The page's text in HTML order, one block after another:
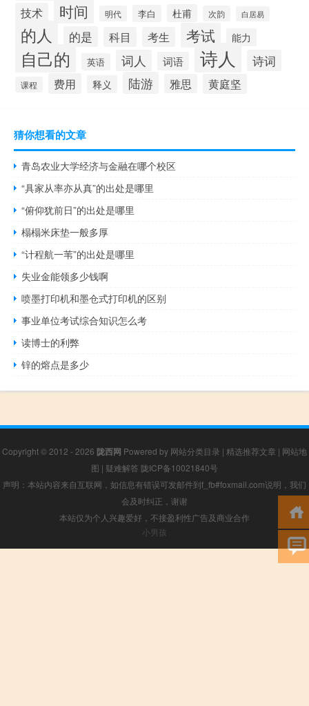
技术 时间 明代 李白 杜甫 次韵 白居易
的人 的是 科目 考生 考试 能力
自己的 英语 词人 词语 诗人 诗词
课程 费用 释义 陆游 雅思 黄庭坚
猜你想看的文章
青岛农业大学经济与金融在哪个校区
“具家从率亦从真”的出处是哪里
“俯仰犹前日”的出处是哪里
榻榻米床垫一般多厚
“计程航一苇”的出处是哪里
失业金能领多少钱啊
喷墨打印机和墨仓式打印机的区别
事业单位考试综合知识怎么考
读博士的利弊
锌的熔点是多少
Copyright © 2012 - 2026 陇西网 Powered by 网站分类目录 | 精选推荐文章 | 网站地
图 | 疑难解答 陇ICP备10021840号
声明：本站内容来自互联网，如信息有错误可发邮件到f_fb#foxmail.com说明，我们
会及时纠正，谢谢
本站仅为个人兴趣爱好，不接盈利性广告及商业合作
小男孩